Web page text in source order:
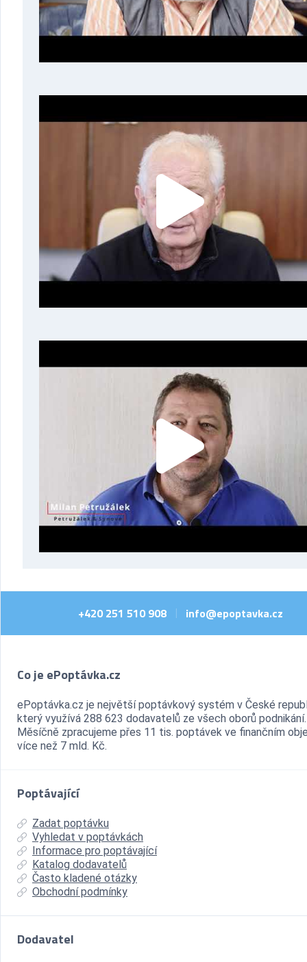
+420 251 510 908 info@epoptavka.cz
Co je ePoptávka.cz
ePoptávka.cz je největší poptávkový systém v České
který využívá 288 623 dodavatelů ze všech oborů podnikání.
Měsíčně zpracujeme přes 11 tis. poptávek ve finančním
více než 7 mld. Kč.
Poptávající
Zadat poptávku
Vyhledat v poptávkách
Informace pro poptávající
Katalog dodavatelů
Často kladené otázky
Obchodní podmínky
Dodavatel